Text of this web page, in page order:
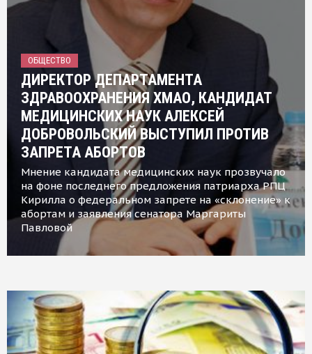
ОБЩЕСТВО
ДИРЕКТОР ДЕПАРТАМЕНТА
ЗДРАВООХРАНЕНИЯ ХМАО, КАНДИДАТ
МЕДИЦИНСКИХ НАУК АЛЕКСЕЙ
ДОБРОВОЛЬСКИЙ ВЫСТУПИЛ ПРОТИВ
ЗАПРЕТА АБОРТОВ
Мнение кандидата медицинских наук прозвучало
на фоне последнего предложения патриарха РПЦ
Кирилла о федеральном запрете на «склонение» к
абортам и заявления сенатора Маргариты
Павловой